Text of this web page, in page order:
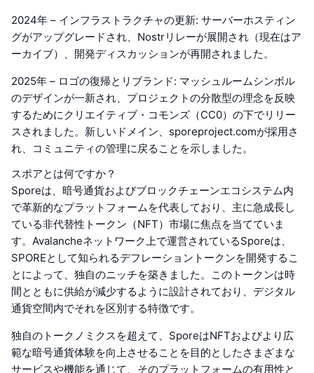
2024年 – インフラストラクチャの更新: サーバーホスティン
グがアップグレードされ、Nostrリレーが展開され（現在はア
ーカイブ）、開発ディスカッションが再開されました。
2025年 – ロゴの復帰とリブランド: マッシュルームシンボル
のデザインが一新され、プロジェクトの分散型の理念を反映
するためにクリエイティブ・コモンズ（CC0）の下でリリー
スされました。新しいドメイン、sporeproject.comが採用さ
れ、コミュニティの管理に戻ることを示しました。
スポアとは何ですか？
Sporeは、暗号通貨およびブロックチェーンエコシステム内
で革新的なプラットフォームを代表しており、主に急成長し
ている非代替性トークン（NFT）市場に焦点を当てていま
す。Avalancheネットワーク上で運営されているSporeは、
SPOREとして知られるデフレーショントークンを開発するこ
とによって、独自のニッチを築きました。このトークンは時
間とともに供給が減少するように設計されており、デジタル
通貨空間内でそれを区別する特徴です。
独自のトークノミクスを超えて、SporeはNFTおよびより広
範な暗号通貨体験を向上させることを目的としたさまざまな
サービスや機能を通じて、そのプラットフォームの有用性と